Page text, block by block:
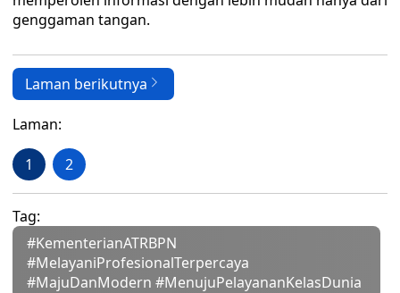
genggaman tangan.
Laman berikutnya
Laman:
1 2
Tag:
#KementerianATRBPN
#MelayaniProfesionalTerpercaya
#MajuDanModern #MenujuPelayananKelasDunia